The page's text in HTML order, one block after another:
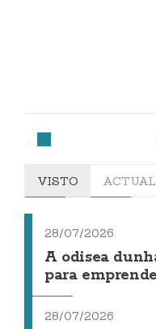
VISTO ACTUAL
28/07/2026
A odisea
para
28/07/2026